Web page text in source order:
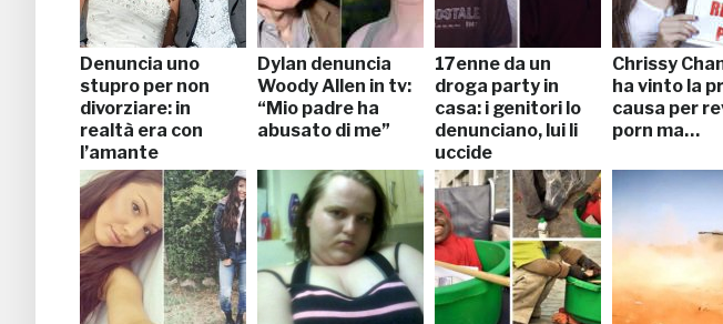
Denuncia uno
stupro per non
divorziare: in
realtà era con
l’amante
Dylan denuncia
Woody Allen in tv:
“Mio padre ha
abusato di me”
17enne da un
droga party in
casa: i genitori lo
denunciano, lui li
uccide
Chrissy
ha vinto la
causa per
porn ma…